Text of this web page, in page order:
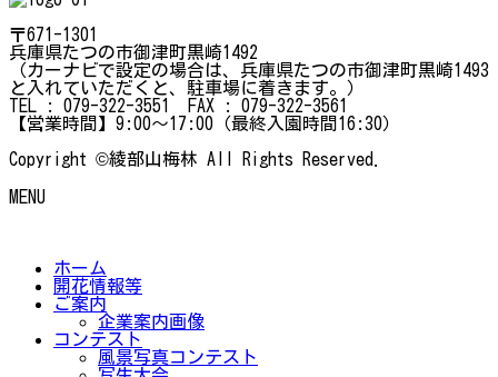
〒671-1301
兵庫県たつの市御津町黒崎1492
（カーナビで設定の場合は、兵庫県たつの市御津町黒崎1493
と入れていただくと、駐車場に着きます。）
TEL : 079-322-3551 FAX : 079-322-3561
【営業時間】9:00～17:00（最終入園時間16:30）
Copyright ©綾部山梅林 All Rights Reserved.
MENU
ホーム
開花情報等
ご案内
企業案内画像
コンテスト
風景写真コンテスト